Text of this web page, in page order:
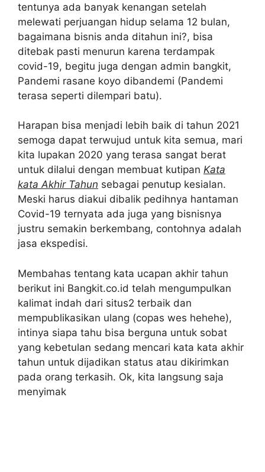
tentunya ada banyak kenangan setelah
melewati perjuangan hidup selama 12 bulan,
bagaimana bisnis anda ditahun ini?, bisa
ditebak pasti menurun karena terdampak
covid-19, begitu juga dengan admin bangkit,
Pandemi rasane koyo dibandemi (Pandemi
terasa seperti dilempari batu).
Harapan bisa menjadi lebih baik di tahun 2021
semoga dapat terwujud untuk kita semua, mari
kita lupakan 2020 yang terasa sangat berat
untuk dilalui dengan membuat kutipan Kata
kata Akhir Tahun sebagai penutup kesialan.
Meski harus diakui dibalik pedihnya hantaman
Covid-19 ternyata ada juga yang bisnisnya
justru semakin berkembang, contohnya adalah
jasa ekspedisi.
Membahas tentang kata ucapan akhir tahun
berikut ini Bangkit.co.id telah mengumpulkan
kalimat indah dari situs2 terbaik dan
mempublikasikan ulang (copas wes hehehe),
intinya siapa tahu bisa berguna untuk sobat
yang kebetulan sedang mencari kata kata akhir
tahun untuk dijadikan status atau dikirimkan
pada orang terkasih. Ok, kita langsung saja
menyimak